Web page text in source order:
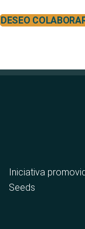
DESEO
Iniciativa
Seeds